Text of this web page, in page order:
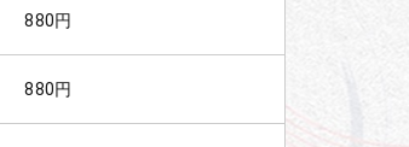
880円
880円